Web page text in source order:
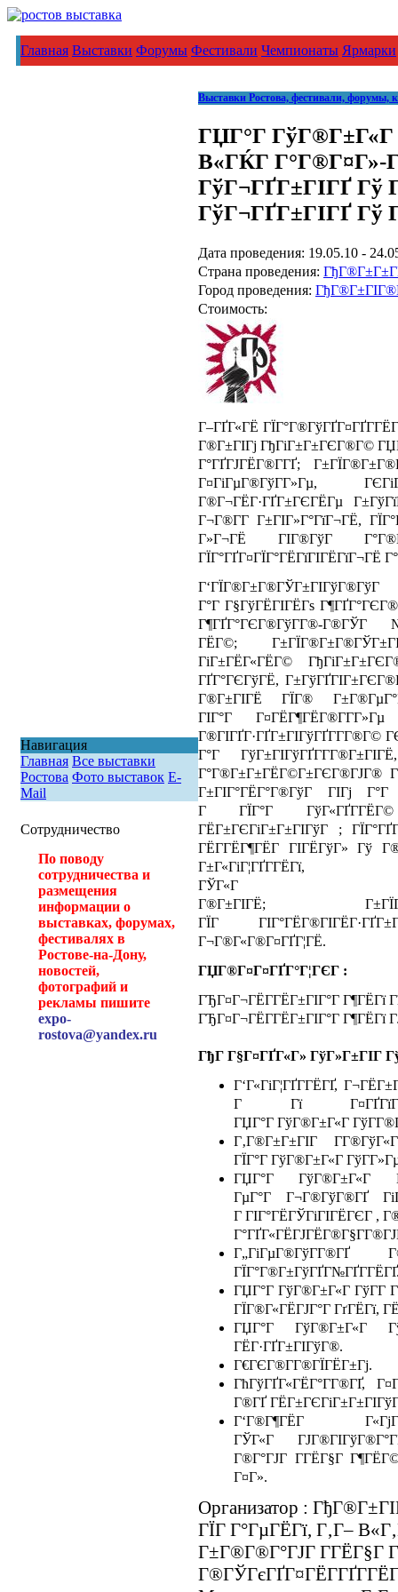
Главная Выставки Форумы Фестивали Чемпионаты Ярмарки
Навигация
Главная Все выставки
Ростова Фото выставок E-
Mail
Сотрудничество
По поводу
сотрудничества и
размещения
информации о
выставках, форумах,
фестивалях в
Ростове-на-Дону,
новостей,
фотографий и
рекламы пишите
expo-
rostova@yandex.ru
Выставки Ростова, фестивали, форумы,
ГЏГ°Г ГўГ®Г±Г«Г
В«ГЌГ Г°Г®Г¤Г»-
ГўГ¬ГҐГ±ГІГҐ Гў
ГўГ¬ГҐГ±ГІГҐ Гў
Дата проведения: 19.05.10 -
Страна проведения:
Город проведения:
Стоимость:
Г–ГҐГ«ГЁ
Г®Г±ГІГј ГђГіГ±Г±ГЄГ®Г©
Г°ГҐГЈГЁГ®Г­ГҐ;
Г¤ГіГµГ®ГўГ­Г»Гµ,
Г®Г¬ГЁГ·ГҐГ±ГЄГЁГµ
Г¬Г®Г­Г Г±ГІГ»Г°ГїГ¬ГЁ,
Г»Г¬ГЁ ГІГ®ГўГ
ГЇГ°ГҐГ¤ГЇГ°ГЁГїГІГЁГїГ¬ГЁ
Г°Г Г§ГўГЁГІГЁГѕ
Г¶ГҐГ°ГЄГ®ГўГ­Г®-
ГЁГ©;
ГіГ±ГЁГ«ГЁГ©
ГҐГ°ГЄГўГЁ,
Г®Г±ГІГЁ ГЇГ®
ГІГ°Г Г¤ГЁГ¶ГЁГ®Г­Г­Г»Гµ
Г®ГІГҐГ·ГҐГ±ГІГўГҐГ­Г­Г®Г©
Г°Г
Г±ГІГ°ГЁГ°Г®ГўГ ГІГј
Г ГЇГ°Г
ГЁГ±ГЄГіГ±Г±ГІГўГ ;
ГЁГ­ГЁГ¶ГЁГ ГІГЁГўГ» Гў
Г±Г«ГіГ¦ГҐГ­ГЁГї,
ГЎГ«Г
Г®Г±ГІГЁ;
ГЇГ
Г¬Г®Г«Г®Г¤ГҐГ¦ГЁ.
ГЏГ®Г¤Г¤ГҐГ°Г¦ГЄГ :
ГЂГ¤Г¬ГЁГ­ГЁГ±ГІГ°Г
ГЂГ¤Г¬ГЁГ­ГЁГ±ГІГ°Г Г¶ГЁГї
ГђГ Г§Г¤ГҐГ«Г» ГўГ»Г±ГІГ
Г‘Г«ГіГ¦ГҐГ­ГЁГҐ,
Г Гї
ГЏГ°Г ГўГ®Г±Г«Г
Г‚Г®Г±Г±ГІГ
ГЇГ°Г ГўГ®Г±Г«Г
ГЏГ°Г ГўГ®Г±Г«Г
ГµГ°Г Г¬Г®ГўГ®ГҐ
Г ГІГ°ГЁГЎГіГІГЁГЄГ ,
ГЏГ°Г ГўГ®Г±Г«Г ГўГ­Г
ГЇГ®Г«ГЁГЈГ°Г ГґГЁГї,
ГЏГ°Г ГўГ®Г±Г«Г
ГЁГ·ГҐГ±ГІГўГ®.
Г€ГЄГ®Г­Г®ГЇГЁГ±Гј.
ГћГўГҐГ«ГЁГ°Г­Г®ГҐ,
Г®ГҐ
Г‘Г®Г¶ГЁГ
ГЎГ«Г
Г®Г°ГЈГ Г­ГЁГ§Г
Г¤Г».
Организатор :
ГЇГ Г°ГµГЁГї, Г‚Г–
Г±Г®Г®Г°ГЈГ Г­ГЁГ§Г